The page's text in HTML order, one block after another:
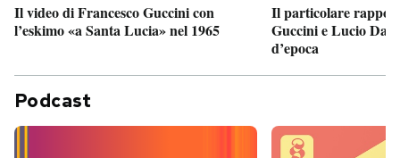
Il video di Francesco Guccini con
l’eskimo «a Santa Lucia» nel 1965
Il particolare
Guccini e Lucio
d’epoca
Podcast